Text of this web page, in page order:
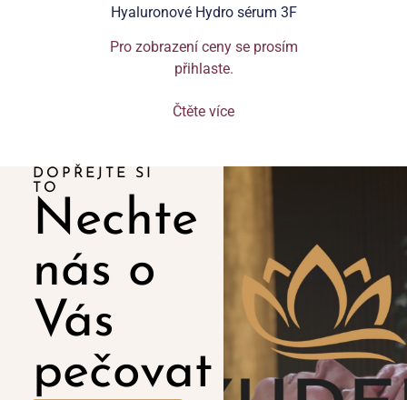
Hyaluronové Hydro sérum 3F
Pro zobrazení ceny se prosím
přihlaste.
Čtěte více
DOPŘEJTE SI
TO
Nechte
nás o
Vás
pečovat